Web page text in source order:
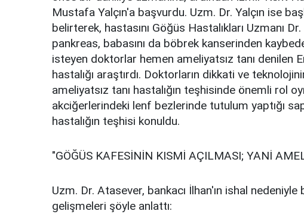
Mustafa Yalçın'a başvurdu. Uzm. Dr. Yalçın ise
belirterek, hastasını Göğüs Hastalıkları Uzmanı
pankreas, babasını da böbrek kanserinden
isteyen doktorlar hemen ameliyatsız tanı denilen
hastalığı araştırdı. Doktorların dikkati ve
ameliyatsız tanı hastalığın teşhisinde önemli rol
akciğerlerindeki lenf bezlerinde tutulum yaptığı
hastalığın teşhisi konuldu.
"GÖĞÜS KAFESİNİN KISMİ AÇILMASI; YANİ
Uzm. Dr. Atasever, bankacı İlhan'ın ishal
gelişmeleri şöyle anlattı: